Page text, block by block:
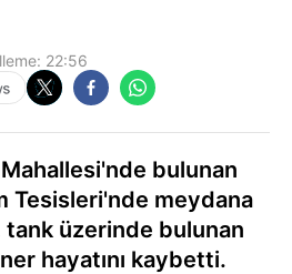
22:56
bulunan
Tesisleri'nde meydana
üzerinde bulunan
hayatını kaybetti.